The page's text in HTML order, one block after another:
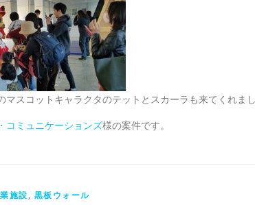
マスコットキャラクタのテットとスカーラも来てくれま
コミュニケーションズ様の案件です。
施設, 黒板ウォール